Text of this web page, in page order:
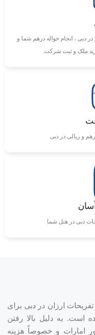
دبی ، انجام حواله درهم شما و
ملک و ثبت شرکت
و ریالی در دبی
دبی در هتل شما
ارزان در دبی برای
است. به دلیل بالا رفتن
امارات و خصوصاً هزینه